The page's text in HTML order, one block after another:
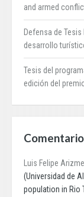
and armed
Defensa de
desarrollo
Tesis del
edición del
Luis Felipe
(Universidad de
population in Rio